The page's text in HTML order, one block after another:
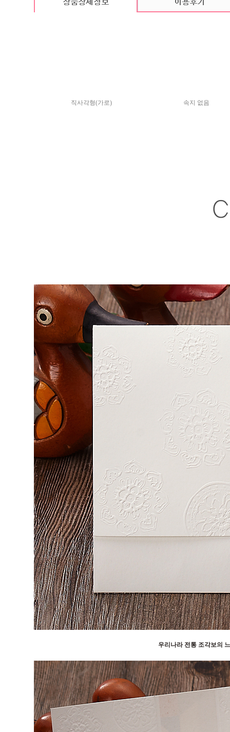
직사각형(가로) 속지 없음
우리나라 전통 조각보의